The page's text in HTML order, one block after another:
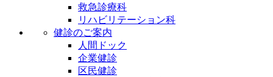
救急診療科
リハビリテーション科
健診のご案内
人間ドック
企業健診
区民健診